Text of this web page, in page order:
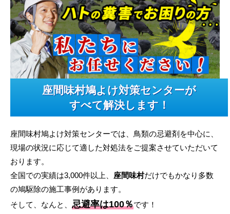
座間味村鳩よけ対策センターが
すべて解決します！
座間味村鳩よけ対策センターでは、鳥類の忌避剤を中心に、
現場の状況に応じて適した対処法をご提案させていただいて
おります。
全国での実績は3,000件以上、 座間味村だけでもかなり多数
の鳩駆除の施工事例があります。
そして、なんと、 忌避率は100％です！